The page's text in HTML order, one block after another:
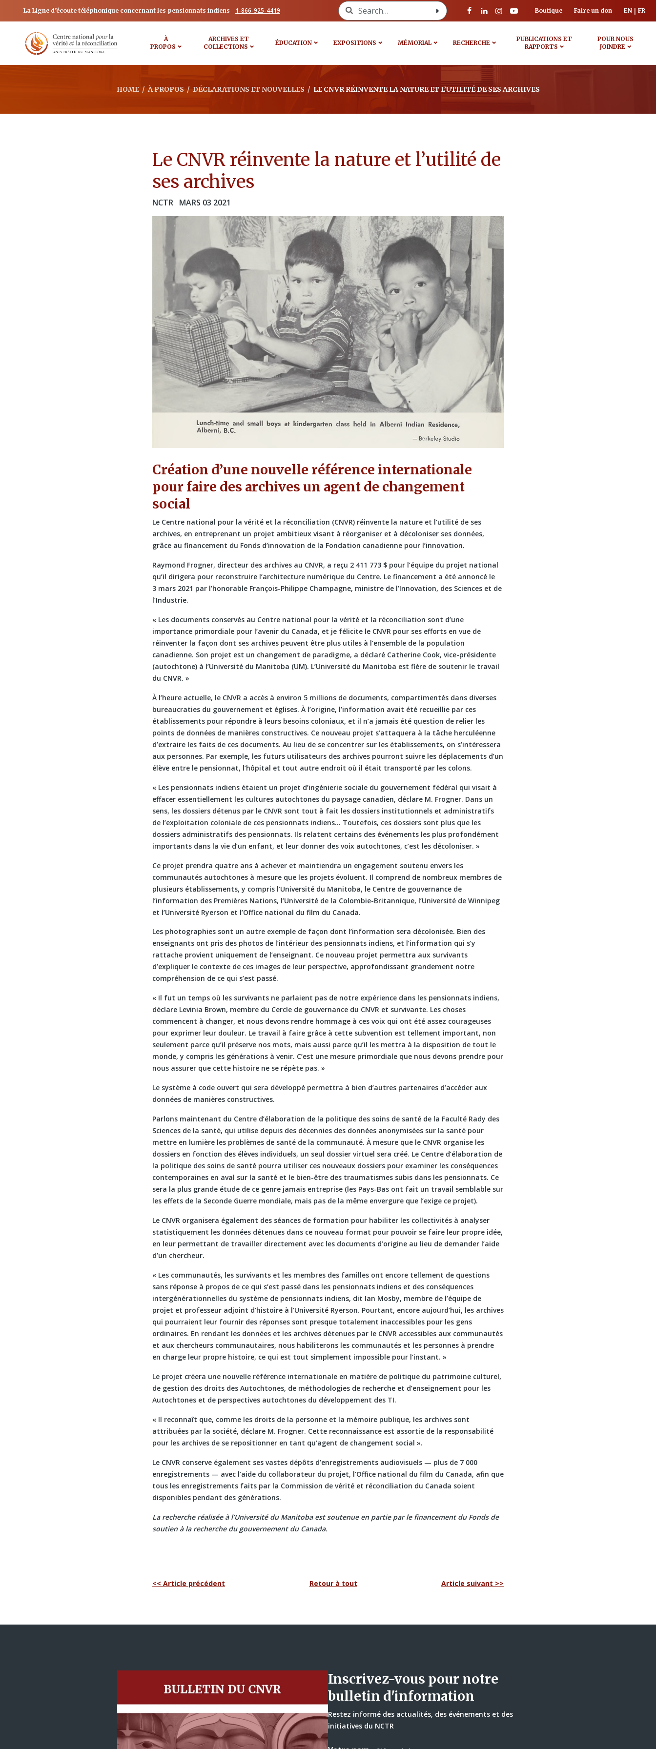
La Ligne d’écoute téléphonique concernant les pensionnats indiens 1-866-925-4419 Search for: Boutique Faire un don EN FR
À
PROPOS
ARCHIVES ET
COLLECTIONS
ÉDUCATION EXPOSITIONS MÉMORIAL RECHERCHE
PUBLICATIONS ET
RAPPORTS
POUR NOUS
JOINDRE
HOME / À PROPOS / DÉCLARATIONS ET NOUVELLES / LE CNVR RÉINVENTE LA NATURE ET L’UTILITÉ DE SES ARCHIVES
Le CNVR réinvente la nature et l’utilité de
ses archives
NCTR MARS 03 2021
Création d’une nouvelle référence internationale
pour faire des archives un agent de changement
social
Le Centre national pour la vérité et la réconciliation (CNVR) réinvente la nature et l’utilité de ses
archives, en entreprenant un projet ambitieux visant à réorganiser et à décoloniser ses données,
grâce au financement du Fonds d’innovation de la Fondation canadienne pour l’innovation.
Raymond Frogner, directeur des archives au CNVR, a reçu 2 411 773 $ pour l’équipe du projet national
qu’il dirigera pour reconstruire l’architecture numérique du Centre. Le financement a été annoncé le
3 mars 2021 par l’honorable François-Philippe Champagne, ministre de l’Innovation, des Sciences et de
l’Industrie.
« Les documents conservés au Centre national pour la vérité et la réconciliation sont d’une
importance primordiale pour l’avenir du Canada, et je félicite le CNVR pour ses efforts en vue de
réinventer la façon dont ses archives peuvent être plus utiles à l’ensemble de la population
canadienne. Son projet est un changement de paradigme, a déclaré Catherine Cook, vice-présidente
(autochtone) à l’Université du Manitoba (UM). L’Université du Manitoba est fière de soutenir le travail
du CNVR. »
À l’heure actuelle, le CNVR a accès à environ 5 millions de documents, compartimentés dans diverses
bureaucraties du gouvernement et églises. À l’origine, l’information avait été recueillie par ces
établissements pour répondre à leurs besoins coloniaux, et il n’a jamais été question de relier les
points de données de manières constructives. Ce nouveau projet s’attaquera à la tâche herculéenne
d’extraire les faits de ces documents. Au lieu de se concentrer sur les établissements, on s’intéressera
aux personnes. Par exemple, les futurs utilisateurs des archives pourront suivre les déplacements d’un
élève entre le pensionnat, l’hôpital et tout autre endroit où il était transporté par les colons.
« Les pensionnats indiens étaient un projet d’ingénierie sociale du gouvernement fédéral qui visait à
effacer essentiellement les cultures autochtones du paysage canadien, déclare M. Frogner. Dans un
sens, les dossiers détenus par le CNVR sont tout à fait les dossiers institutionnels et administratifs
de l’exploitation coloniale de ces pensionnats indiens… Toutefois, ces dossiers sont plus que les
dossiers administratifs des pensionnats. Ils relatent certains des événements les plus profondément
importants dans la vie d’un enfant, et leur donner des voix autochtones, c’est les décoloniser. »
Ce projet prendra quatre ans à achever et maintiendra un engagement soutenu envers les
communautés autochtones à mesure que les projets évoluent. Il comprend de nombreux membres de
plusieurs établissements, y compris l’Université du Manitoba, le Centre de gouvernance de
l’information des Premières Nations, l’Université de la Colombie-Britannique, l’Université de Winnipeg
et l’Université Ryerson et l’Office national du film du Canada.
Les photographies sont un autre exemple de façon dont l’information sera décolonisée. Bien des
enseignants ont pris des photos de l’intérieur des pensionnats indiens, et l’information qui s’y
rattache provient uniquement de l’enseignant. Ce nouveau projet permettra aux survivants
d’expliquer le contexte de ces images de leur perspective, approfondissant grandement notre
compréhension de ce qui s’est passé.
« Il fut un temps où les survivants ne parlaient pas de notre expérience dans les pensionnats indiens,
déclare Levinia Brown, membre du Cercle de gouvernance du CNVR et survivante. Les choses
commencent à changer, et nous devons rendre hommage à ces voix qui ont été assez courageuses
pour exprimer leur douleur. Le travail à faire grâce à cette subvention est tellement important, non
seulement parce qu’il préserve nos mots, mais aussi parce qu’il les mettra à la disposition de tout le
monde, y compris les générations à venir. C’est une mesure primordiale que nous devons prendre pour
nous assurer que cette histoire ne se répète pas. »
Le système à code ouvert qui sera développé permettra à bien d’autres partenaires d’accéder aux
données de manières constructives.
Parlons maintenant du Centre d’élaboration de la politique des soins de santé de la Faculté Rady des
Sciences de la santé, qui utilise depuis des décennies des données anonymisées sur la santé pour
mettre en lumière les problèmes de santé de la communauté. À mesure que le CNVR organise les
dossiers en fonction des élèves individuels, un seul dossier virtuel sera créé. Le Centre d’élaboration de
la politique des soins de santé pourra utiliser ces nouveaux dossiers pour examiner les conséquences
contemporaines en aval sur la santé et le bien-être des traumatismes subis dans les pensionnats. Ce
sera la plus grande étude de ce genre jamais entreprise (les Pays-Bas ont fait un travail semblable sur
les effets de la Seconde Guerre mondiale, mais pas de la même envergure que l’exige ce projet).
Le CNVR organisera également des séances de formation pour habiliter les collectivités à analyser
statistiquement les données détenues dans ce nouveau format pour pouvoir se faire leur propre idée,
en leur permettant de travailler directement avec les documents d’origine au lieu de demander l’aide
d’un chercheur.
« Les communautés, les survivants et les membres des familles ont encore tellement de questions
sans réponse à propos de ce qui s’est passé dans les pensionnats indiens et des conséquences
intergénérationnelles du système de pensionnats indiens, dit Ian Mosby, membre de l’équipe de
projet et professeur adjoint d’histoire à l’Université Ryerson. Pourtant, encore aujourd’hui, les archives
qui pourraient leur fournir des réponses sont presque totalement inaccessibles pour les gens
ordinaires. En rendant les données et les archives détenues par le CNVR accessibles aux communautés
et aux chercheurs communautaires, nous habiliterons les communautés et les personnes à prendre
en charge leur propre histoire, ce qui est tout simplement impossible pour l’instant. »
Le projet créera une nouvelle référence internationale en matière de politique du patrimoine culturel,
de gestion des droits des Autochtones, de méthodologies de recherche et d’enseignement pour les
Autochtones et de perspectives autochtones du développement des TI.
« Il reconnaît que, comme les droits de la personne et la mémoire publique, les archives sont
attribuées par la société, déclare M. Frogner. Cette reconnaissance est assortie de la responsabilité
pour les archives de se repositionner en tant qu’agent de changement social ».
Le CNVR conserve également ses vastes dépôts d’enregistrements audiovisuels — plus de 7 000
enregistrements — avec l’aide du collaborateur du projet, l’Office national du film du Canada, afin que
tous les enregistrements faits par la Commission de vérité et réconciliation du Canada soient
disponibles pendant des générations.
La recherche réalisée à l’Université du Manitoba est soutenue en partie par le financement du Fonds de
soutien à la recherche du gouvernement du Canada.
<< Article précédent Retour à tout Article suivant >>
Inscrivez-vous pour notre
bulletin d'information
Restez informé des actualités, des événements et des
initiatives du NCTR